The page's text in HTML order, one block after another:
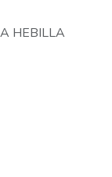
HEBILLA